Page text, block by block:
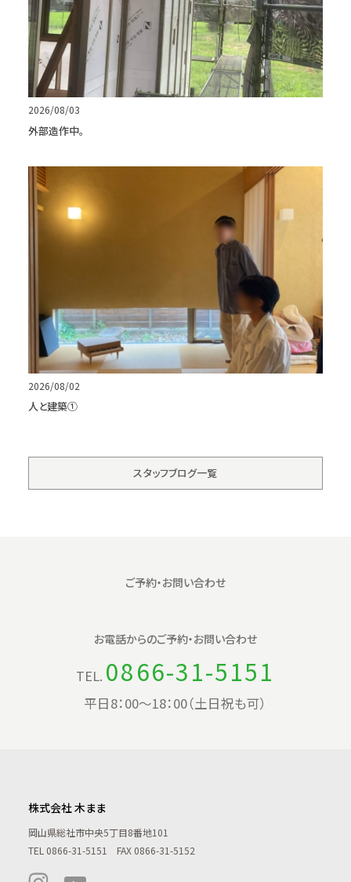
2026/08/03
外部造作中。
2026/08/02
人と建築①
スタッフブログ一覧
ご予約・お問い合わせ
お電話からのご予約・お問い合わせ
TEL. 0866-31-5151
平日8：00〜18：00（土日祝も可）
株式会社 木まま
岡山県総社市中央5丁目8番地101
TEL 0866-31-5151 FAX 0866-31-5152